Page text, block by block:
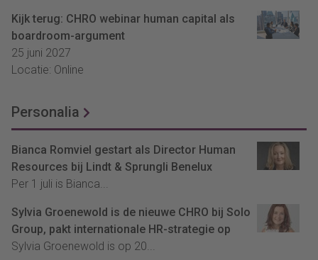
Kijk terug: CHRO webinar human capital als
boardroom-argument
25 juni 2027
Locatie: Online
Personalia
Bianca Romviel gestart als Director Human
Resources bij Lindt & Sprungli Benelux
Per 1 juli is Bianca...
Sylvia Groenewold is de nieuwe CHRO bij Solo
Group, pakt internationale HR-strategie op
Sylvia Groenewold is op 20...